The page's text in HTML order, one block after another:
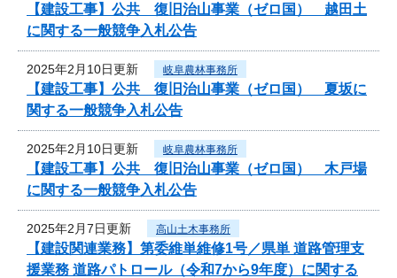
【建設工事】公共 復旧治山事業（ゼロ国） 越田土
に関する一般競争入札公告
2025年2月10日更新 岐阜農林事務所
【建設工事】公共 復旧治山事業（ゼロ国） 夏坂に
関する一般競争入札公告
2025年2月10日更新 岐阜農林事務所
【建設工事】公共 復旧治山事業（ゼロ国） 木戸場
に関する一般競争入札公告
2025年2月7日更新 高山土木事務所
【建設関連業務】第委維単維修1号／県単 道路管理支
援業務 道路パトロール（令和7から9年度）に関する